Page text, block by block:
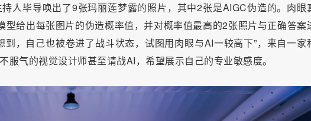
人毕导唤出了9张玛丽莲梦露的照片，其中2张是AIGC伪造的。肉眼
给出每张图片的伪造概率值，并对概率值最高的2张照片与正确答案
到，自己也被卷进了战斗状态，试图用肉眼与AI一较高下”，来自一家
服气的视觉设计师甚至请战AI，希望展示自己的专业敏感度。